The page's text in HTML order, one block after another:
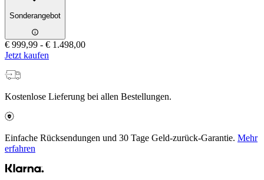
Sonderangebot
€ 999,99 - € 1.498,00
Jetzt kaufen
Kostenlose Lieferung bei allen Bestellungen.
Einfache Rücksendungen und 30 Tage Geld-zurück-Garantie. Mehr
erfahren